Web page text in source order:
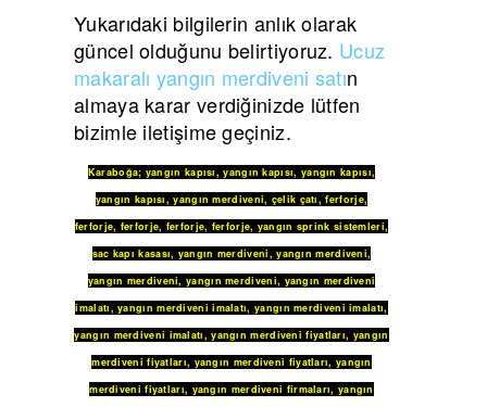
Yukarıdaki bilgilerin anlık olarak
güncel olduğunu belirtiyoruz. Ucuz
makaralı yangın merdiveni satın
almaya karar verdiğinizde lütfen
bizimle iletişime geçiniz.
Karaboğa; yangın kapısı,yangın kapısı, yangın kapısı,
yangın kapısı,yangın merdiveni, çelik çatı,ferforje,
ferforje, ferforje, ferforje, ferforje, yangın sprink sistemleri,
sac kapı kasası, yangın merdiveni,yangın merdiveni,
yangın merdiveni,yangın merdiveni, yangın merdiveni
imalatı,yangın merdiveni imalatı, yangın merdiveni imalatı,
yangın merdiveni imalatı,yangın merdiveni fiyatları, yangın
merdiveni fiyatları, yangın merdiveni fiyatları, yangın
merdiveni fiyatları, yangın merdiveni firmaları, yangın